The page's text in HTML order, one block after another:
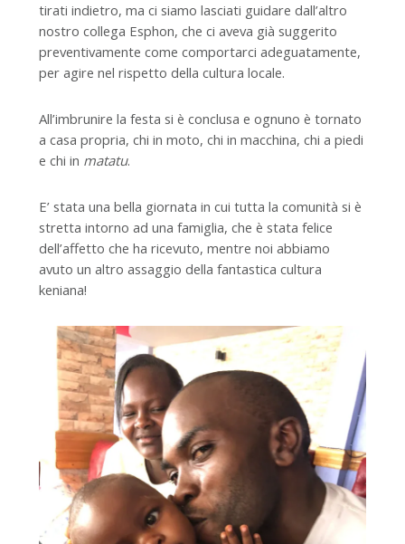
tirati indietro, ma ci siamo lasciati guidare dall’altro
nostro collega Esphon, che ci aveva già suggerito
preventivamente come comportarci adeguatamente,
per agire nel rispetto della cultura locale.
All’imbrunire la festa si è conclusa e ognuno è tornato
a casa propria, chi in moto, chi in macchina, chi a piedi
e chi in matatu.
E’ stata una bella giornata in cui tutta la comunità si è
stretta intorno ad una famiglia, che è stata felice
dell’affetto che ha ricevuto, mentre noi abbiamo
avuto un altro assaggio della fantastica cultura
keniana!